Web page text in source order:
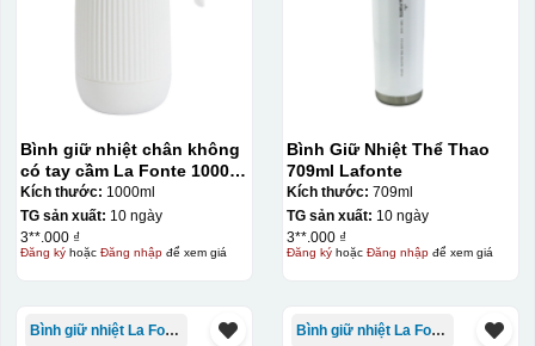
Bình giữ nhiệt chân không
có tay cầm La Fonte 1000ml
– 011655
Kích thước: 1000ml
TG sản xuất: 10 ngày
3**.000 ₫
Đăng kýhoặc Đăng nhậpđể xem giá
Bình Giữ Nhiệt Thể Thao
709ml Lafonte
Kích thước: 709ml
TG sản xuất: 10 ngày
3**.000 ₫
Đăng kýhoặc Đăng nhậpđể xem giá
Bình giữ nhiệt La Fonte Bình giữ nhiệt La Fonte